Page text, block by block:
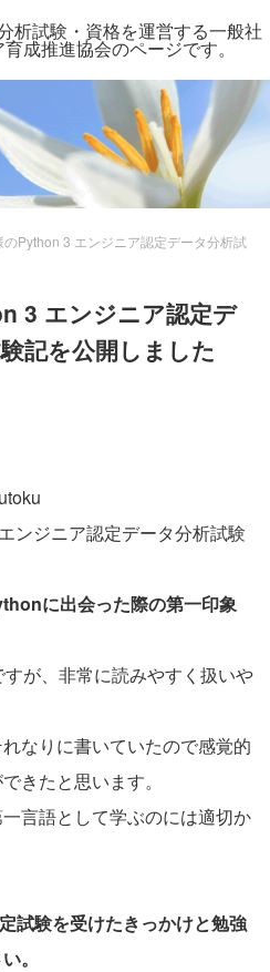
析試験・資格を運営する一般社
成推進協会のページです。
Python 3 エンジニア認定データ分析試
3 エンジニア認定デ
記を公開しました
ンジニア認定データ分析試験
に出会った際の第一印象
が、非常に読みやすく扱いや
なりに書いていたので感覚的
きたと思います。
言語として学ぶのには適切か
試験を受けたきっかけと勉強
。